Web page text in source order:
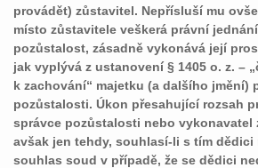
provádět) zůstavitel. Nepřísluší mu
místo zůstavitele veškerá právní
pozůstalost, zásadně vykonává její
jak vyplývá z ustanovení § 1405 o. z. –
k zachování“ majetku (a dalšího jmění)
pozůstalosti. Úkon přesahující rozsah
správce pozůstalosti nebo vykonavatel
avšak jen tehdy, souhlasí-li s tím
souhlas soud v případě, že se dědici